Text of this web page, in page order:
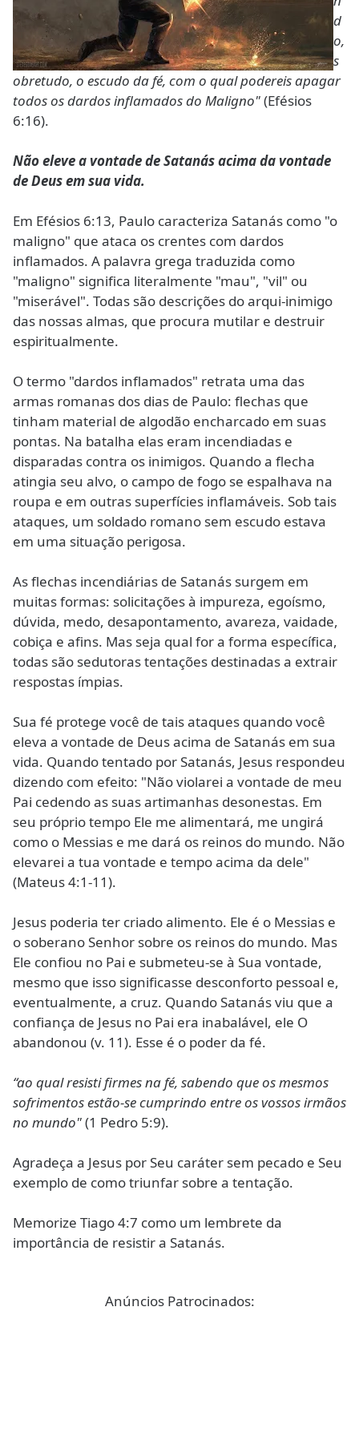
d
o,
s
obretudo, o escudo da fé, com o qual podereis apagar
todos os dardos inflamados do Maligno"(Efésios
6:16).
Não eleve a vontade de Satanás acima da vontade
de Deus em sua vida.
Em Efésios 6:13, Paulo caracteriza Satanás como "o
maligno" que ataca os crentes com dardos
inflamados. A palavra grega traduzida como
"maligno" significa literalmente "mau", "vil" ou
"miserável". Todas são descrições do arqui-inimigo
das nossas almas, que procura mutilar e destruir
espiritualmente.
O termo "dardos inflamados" retrata uma das
armas romanas dos dias de Paulo: flechas que
tinham material de algodão encharcado em suas
pontas. Na batalha elas eram incendiadas e
disparadas contra os inimigos. Quando a flecha
atingia seu alvo, o campo de fogo se espalhava na
roupa e em outras superfícies inflamáveis. Sob tais
ataques, um soldado romano sem escudo estava
em uma situação perigosa.
As flechas incendiárias de Satanás surgem em
muitas formas: solicitações à impureza, egoísmo,
dúvida, medo, desapontamento, avareza, vaidade,
cobiça e afins. Mas seja qual for a forma específica,
todas são sedutoras tentações destinadas a extrair
respostas ímpias.
Sua fé protege você de tais ataques quando você
eleva a vontade de Deus acima de Satanás em sua
vida. Quando tentado por Satanás, Jesus respondeu
dizendo com efeito: "Não violarei a vontade de meu
Pai cedendo as suas artimanhas desonestas. Em
seu próprio tempo Ele me alimentará, me ungirá
como o Messias e me dará os reinos do mundo. Não
elevarei a tua vontade e tempo acima da dele"
(Mateus 4:1-11).
Jesus poderia ter criado alimento. Ele é o Messias e
o soberano Senhor sobre os reinos do mundo. Mas
Ele confiou no Pai e submeteu-se à Sua vontade,
mesmo que isso significasse desconforto pessoal e,
eventualmente, a cruz. Quando Satanás viu que a
confiança de Jesus no Pai era inabalável, ele O
abandonou (v. 11). Esse é o poder da fé.
“ao qual resisti firmes na fé, sabendo que os mesmos
sofrimentos estão-se cumprindo entre os vossos irmãos
no mundo"(1 Pedro 5:9).
Agradeça a Jesus por Seu caráter sem pecado e Seu
exemplo de como triunfar sobre a tentação.
Memorize Tiago 4:7 como um lembrete da
importância de resistir a Satanás.
Anúncios Patrocinados: